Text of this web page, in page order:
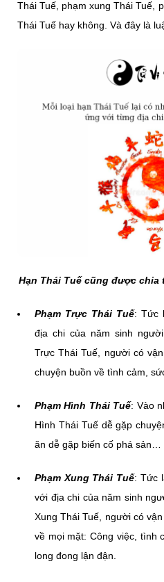
Thái Tuế, phạm xung Thái Tuế,
Thái Tuế hay không. Và đây là
Hạn Thái Tuế cũng được
Phạm Trực Thái Tuế: Tức
địa chi của năm sinh
Trực Thái Tuế, người có
chuyện buồn về tình cảm,
Phạm Hình Thái Tuế: Vào
Hình Thái Tuế dễ gặp
ăn dễ gặp biến cố phá sản…
Phạm Xung Thái Tuế: Tức
với địa chi của năm sinh
Xung Thái Tuế, người có
về mọi mặt: Công việc, tình
long đong lận đận.